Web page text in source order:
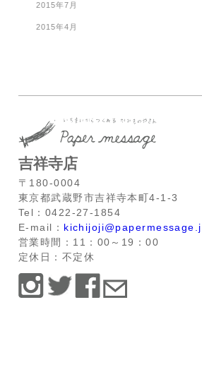
2015年7月
2015年4月
吉祥寺店
〒180-0004
東京都武蔵野市吉祥寺本町4-1-3
Tel：0422-27-1854
E-mail：
営業時間：11：00～19：00
定休日：不定休